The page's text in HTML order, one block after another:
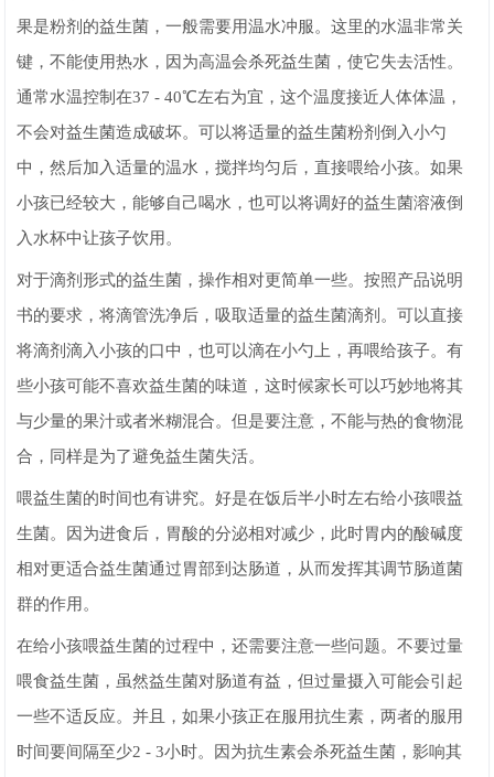
果是粉剂的益生菌，一般需要用温水冲服。这里的水温非常关
键，不能使用热水，因为高温会杀死益生菌，使它失去活性。
通常水温控制在37 - 40℃左右为宜，这个温度接近人体体温，
不会对益生菌造成破坏。可以将适量的益生菌粉剂倒入小勺
中，然后加入适量的温水，搅拌均匀后，直接喂给小孩。如果
小孩已经较大，能够自己喝水，也可以将调好的益生菌溶液倒
入水杯中让孩子饮用。
对于滴剂形式的益生菌，操作相对更简单一些。按照产品说明
书的要求，将滴管洗净后，吸取适量的益生菌滴剂。可以直接
将滴剂滴入小孩的口中，也可以滴在小勺上，再喂给孩子。有
些小孩可能不喜欢益生菌的味道，这时候家长可以巧妙地将其
与少量的果汁或者米糊混合。但是要注意，不能与热的食物混
合，同样是为了避免益生菌失活。
喂益生菌的时间也有讲究。好是在饭后半小时左右给小孩喂益
生菌。因为进食后，胃酸的分泌相对减少，此时胃内的酸碱度
相对更适合益生菌通过胃部到达肠道，从而发挥其调节肠道菌
群的作用。
在给小孩喂益生菌的过程中，还需要注意一些问题。不要过量
喂食益生菌，虽然益生菌对肠道有益，但过量摄入可能会引起
一些不适反应。并且，如果小孩正在服用抗生素，两者的服用
时间要间隔至少2 - 3小时。因为抗生素会杀死益生菌，影响其